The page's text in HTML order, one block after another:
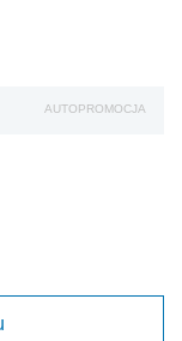
AUTOPROMOCJA